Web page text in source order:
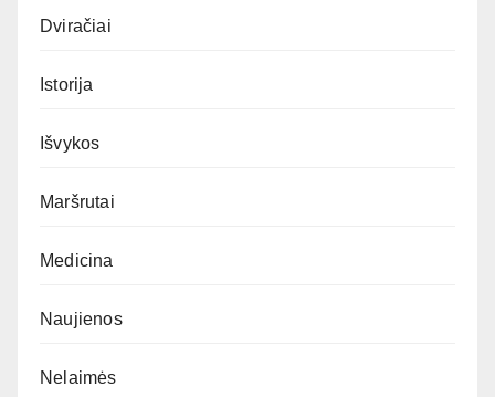
Dviračiai
Istorija
Išvykos
Maršrutai
Medicina
Naujienos
Nelaimės